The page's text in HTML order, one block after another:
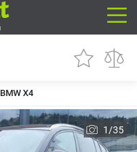
BMW X4
1/35